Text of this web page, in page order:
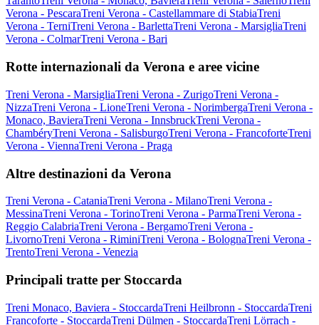
Verona - PescaraTreni Verona - Castellammare di StabiaTreni
Verona - TerniTreni Verona - BarlettaTreni Verona - MarsigliaTreni
Verona - ColmarTreni Verona - Bari
Rotte internazionali da Verona e aree vicine
Treni Verona - MarsigliaTreni Verona - ZurigoTreni Verona -
NizzaTreni Verona - LioneTreni Verona - NorimbergaTreni Verona -
Monaco, BavieraTreni Verona - InnsbruckTreni Verona -
ChambéryTreni Verona - SalisburgoTreni Verona - FrancoforteTreni
Verona - ViennaTreni Verona - Praga
Altre destinazioni da Verona
Treni Verona - CataniaTreni Verona - MilanoTreni Verona -
MessinaTreni Verona - TorinoTreni Verona - ParmaTreni Verona -
Reggio CalabriaTreni Verona - BergamoTreni Verona -
LivornoTreni Verona - RiminiTreni Verona - BolognaTreni Verona -
TrentoTreni Verona - Venezia
Principali tratte per Stoccarda
Treni Monaco, Baviera - StoccardaTreni Heilbronn - StoccardaTreni
Francoforte - StoccardaTreni Dülmen - StoccardaTreni Lörrach -